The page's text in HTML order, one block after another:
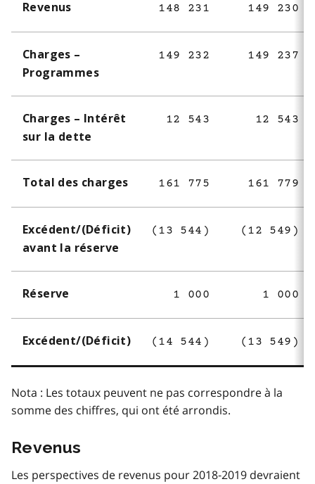
Revenus 148 231 149 230
Charges –
Programmes
149 232 149 237
Charges – Intérêt
sur la dette
12 543 12 543
Total des charges 161 775 161 779
Excédent/(Déficit)
avant la réserve
(13 544) (12 549)
Réserve 1 000 1 000
Excédent/(Déficit) (14 544) (13 549)
Nota : Les totaux peuvent ne pas correspondre à la
somme des chiffres, qui ont été arrondis.
Revenus
Les perspectives de revenus pour 2018‐2019 devraient